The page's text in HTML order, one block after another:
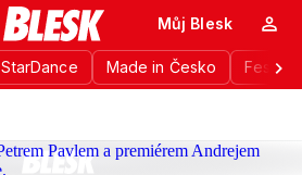
StarDance Made in Česko
Můj Blesk